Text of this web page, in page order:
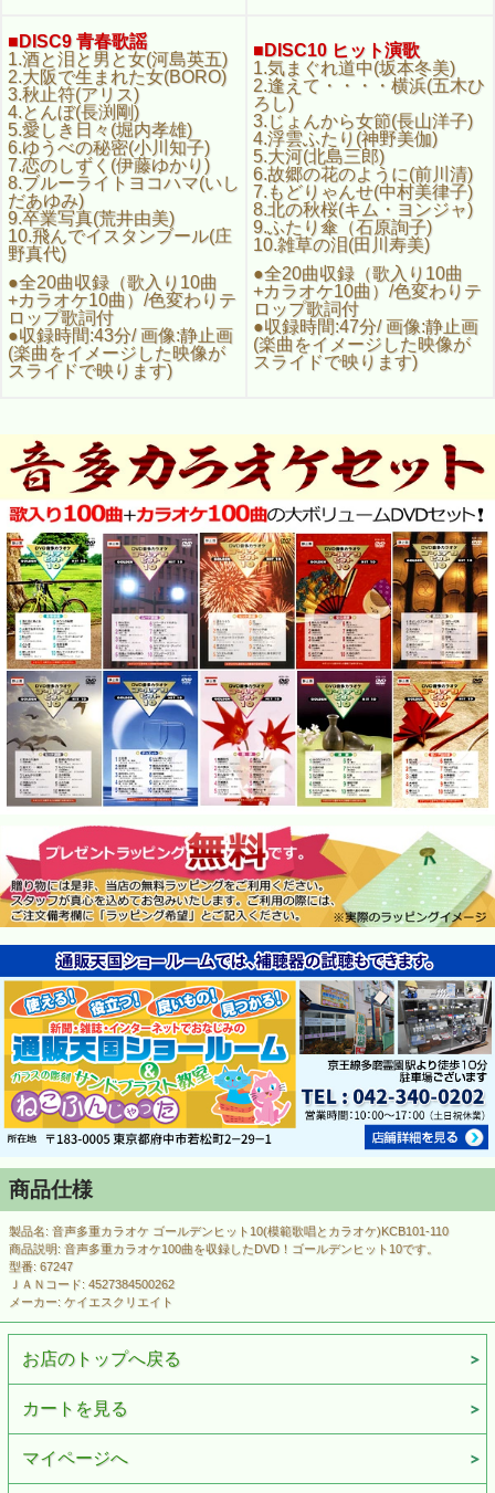
■DISC9 青春歌謡
1.酒と泪と男と女(河島英五)
2.大阪で生まれた女(BORO)
3.秋止符(アリス)
4.とんぼ(長渕剛)
5.愛しき日々(堀内孝雄)
6.ゆうべの秘密(小川知子)
7.恋のしずく(伊藤ゆかり)
8.ブルーライトヨコハマ(いし
だあゆみ)
9.卒業写真(荒井由美)
10.飛んでイスタンブール(庄
野真代)
●全20曲収録（歌入り10曲
+カラオケ10曲）/色変わりテ
ロップ歌詞付
●収録時間:43分/ 画像:静止画
(楽曲をイメージした映像が
スライドで映ります)
■DISC10 ヒット演歌
1.気まぐれ道中(坂本冬美)
2.逢えて・・・・横浜(五木ひ
ろし)
3.じょんから女節(長山洋子)
4.浮雲ふたり(神野美伽)
5.大河(北島三郎)
6.故郷の花のように(前川清)
7.もどりゃんせ(中村美律子)
8.北の秋桜(キム・ヨンジャ)
9.ふたり傘（石原詢子)
10.雑草の泪(田川寿美)
●全20曲収録（歌入り10曲
+カラオケ10曲）/色変わりテ
ロップ歌詞付
●収録時間:47分/ 画像:静止画
(楽曲をイメージした映像が
スライドで映ります)
商品仕様
製品名: 音声多重カラオケ ゴールデンヒット10(模範歌唱とカラオケ)KCB101-110
商品説明: 音声多重カラオケ100曲を収録したDVD！ゴールデンヒット10です。
型番: 67247
ＪＡＮコード: 4527384500262
メーカー: ケイエスクリエイト
お店のトップへ戻る
カートを見る
マイページへ